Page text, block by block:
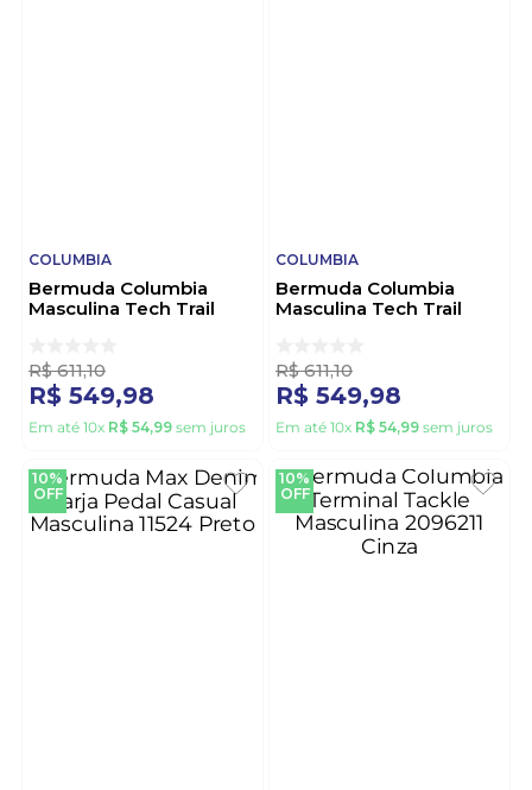
COLUMBIA
Bermuda Columbia
Masculina Tech Trail
R$ 611,10
R$ 549,98
Em até 10x R$ 54,99 sem juros
COLUMBIA
Bermuda Columbia
Masculina Tech Trail
R$ 611,10
R$ 549,98
Em até 10x R$ 54,99 sem juros
10%
OFF
10%
OFF